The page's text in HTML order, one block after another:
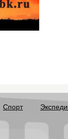
Спорт